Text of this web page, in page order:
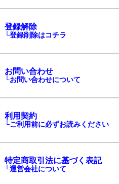
登録解除
└登録削除はコチラ
お問い合わせ
└お問い合わせについて
利用契約
└ご利用前に必ずお読みください
特定商取引法に基づく表記
└運営会社について